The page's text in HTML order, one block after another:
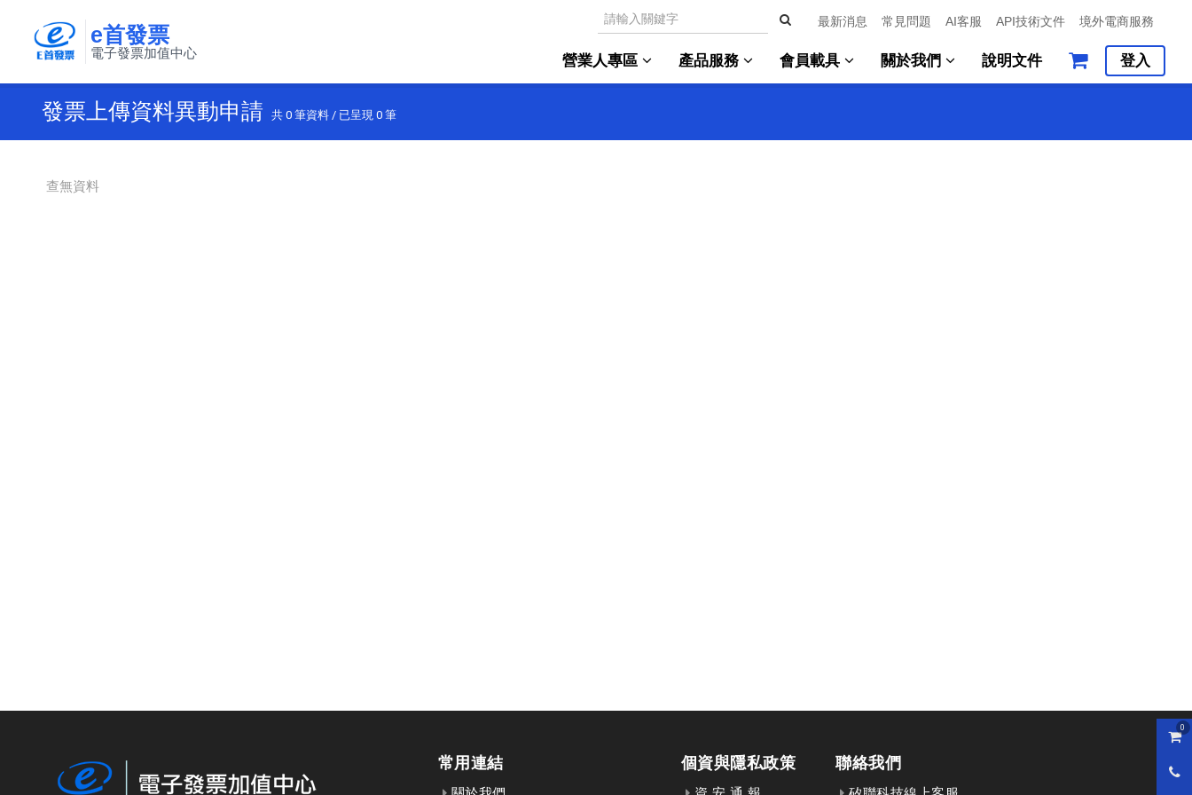
購
0
e首發票
電子發票加值中心
最新消息 常見問題 AI客服 API技術文件 境外電商服務
營業人專區 產品服務 會員載具 關於我們 說明文件 登入
發票上傳資料異動申請 共 0 筆資料 / 已呈現 0 筆
查無資料
常用連結 個資與隱私政策 聯絡我們